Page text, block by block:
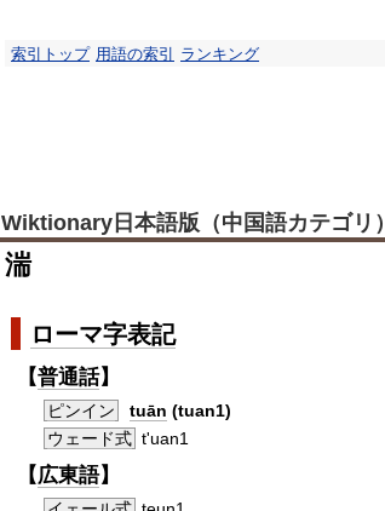
索引トップ 用語の索引 ランキング
Wiktionary日本語版（中国語カテゴリ）
湍
ローマ字表記
【普通話】
ピンイン tuān (tuan1)
ウェード式 t'uan1
【広東語】